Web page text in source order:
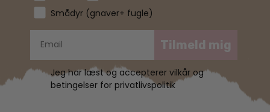
Smådyr (gnaver+ fugle)
Tilmeld mig
Jeg har læst og accepterer vilkår og
betingelser for privatlivspolitik